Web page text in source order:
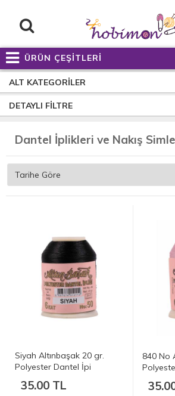
ÜRÜN ÇEŞİTLERİ
ALT KATEGORILER
DETAYLI FILTRE
Dantel İplikleri ve Nakış
Siyah Altınbaşak 20 gr.
Polyester Dantel İpi
35.00 TL
840 No